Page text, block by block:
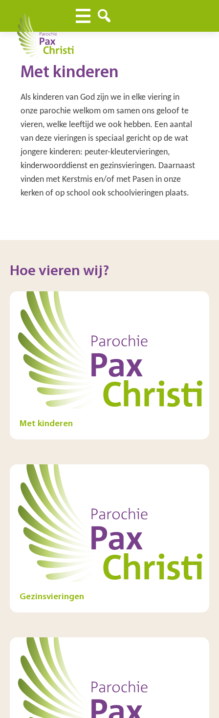
Met kinderen
Als kinderen van God zijn we in elke viering in
onze parochie welkom om samen ons geloof te
vieren, welke leeftijd we ook hebben. Een aantal
van deze vieringen is speciaal gericht op de wat
jongere kinderen: peuter-kleutervieringen,
kinderwoorddienst en gezinsvieringen. Daarnaast
vinden met Kerstmis en/of met Pasen in onze
kerken of op school ook schoolvieringen plaats.
Hoe vieren wij?
Met kinderen
Gezinsvieringen